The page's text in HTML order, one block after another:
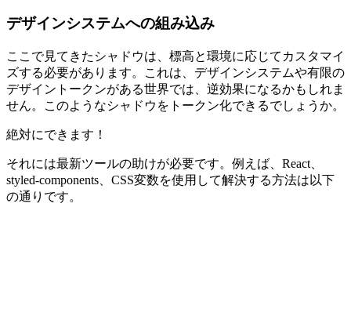
デザインシステムへの組み込み
ここで見てきたシャドウは、標高と環境に応じてカスタマイ
ズする必要があります。これは、デザインシステムや有限の
デザイントークンがある世界では、逆効果になるかもしれま
せん。このようなシャドウをトークン化できるでしょうか。
絶対にできます！
それには最新ツールの助けが必要です。例えば、React、
styled-components、CSS変数を使用して解決する方法は以下
の通りです。